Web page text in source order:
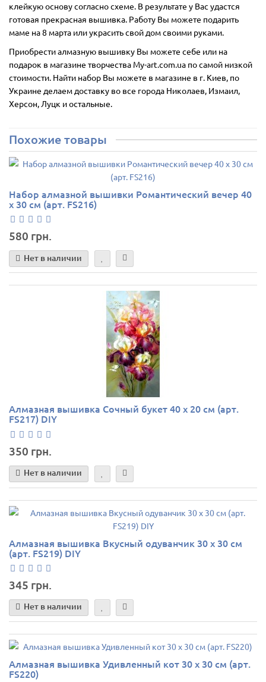
клейкую основу согласно схеме. В результате у Вас удастся
готовая прекрасная вышивка. Работу Вы можете подарить
маме на 8 марта или украсить свой дом своими руками.
Приобрести алмазную вышивку Вы можете себе или на
подарок в магазине творчества My-art.com.ua по самой низкой
стоимости. Найти набор Вы можете в магазине в г. Киев, по
Украине делаем доставку во все города Николаев, Измаил,
Херсон, Луцк и остальные.
Похожие товары
Набор алмазной вышивки Романтический вечер 40
х 30 см (арт. FS216)
580 грн.
Нет в наличии
Алмазная вышивка Сочный букет 40 х 20 см (арт.
FS217) DIY
350 грн.
Нет в наличии
Алмазная вышивка Вкусный одуванчик 30 х 30 см
(арт. FS219) DIY
345 грн.
Нет в наличии
Алмазная вышивка Удивленный кот 30 х 30 см (арт.
FS220)